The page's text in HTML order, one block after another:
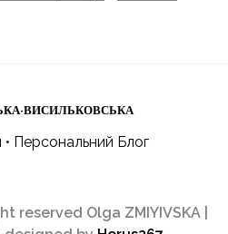
ВИСИЛЬКОВСЬКА
• Персональний Блог
reserved Olga ZMIYIVSKA